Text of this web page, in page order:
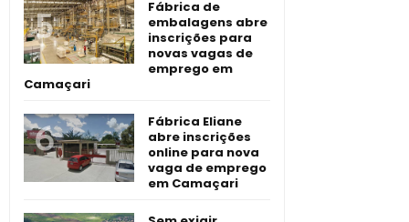
Fábrica de
embalagens abre
inscrições para
novas vagas de
emprego em
Camaçari
Fábrica Eliane
abre inscrições
online para nova
vaga de emprego
em Camaçari